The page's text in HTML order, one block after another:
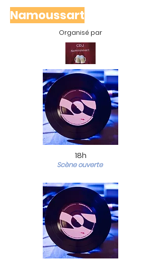
Namoussart
Organisé par
18h
Scène ouverte